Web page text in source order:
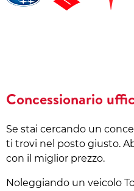
Concessionario
Se stai cercando un
ti trovi nel posto giusto.
con il miglior prezzo.
Noleggiando un veicolo